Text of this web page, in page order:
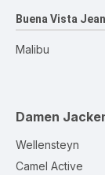
Buena Vista
Malibu
Damen
Wellensteyn
Camel Active